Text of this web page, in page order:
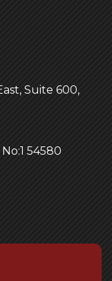
Suite 600,
54580